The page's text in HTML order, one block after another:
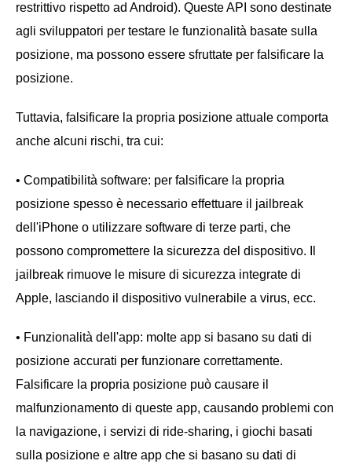
restrittivo rispetto ad Android). Queste API sono destinate
agli sviluppatori per testare le funzionalità basate sulla
posizione, ma possono essere sfruttate per falsificare la
posizione.
Tuttavia, falsificare la propria posizione attuale comporta
anche alcuni rischi, tra cui:
• Compatibilità software: per falsificare la propria
posizione spesso è necessario effettuare il jailbreak
dell'iPhone o utilizzare software di terze parti, che
possono compromettere la sicurezza del dispositivo. Il
jailbreak rimuove le misure di sicurezza integrate di
Apple, lasciando il dispositivo vulnerabile a virus, ecc.
• Funzionalità dell'app: molte app si basano su dati di
posizione accurati per funzionare correttamente.
Falsificare la propria posizione può causare il
malfunzionamento di queste app, causando problemi con
la navigazione, i servizi di ride-sharing, i giochi basati
sulla posizione e altre app che si basano su dati di